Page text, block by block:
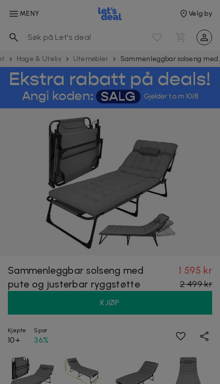
MENY Velg by
Hage & Uteliv Utemøbler Sammenleggbar
Sammenleggbar solseng med
pute og justerbar ryggstøtte
1 595 kr
2 499 kr
KJØP
Kjøpte
10+
Spar
36%